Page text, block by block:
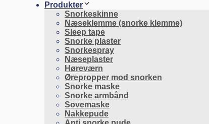
Produkter
Snorkeskinne
Næseklemme (snorke klemme)
Sleep tape
Snorke plaster
Snorkespray
Næseplaster
Høreværn
Ørepropper mod snorken
Snorke maske
Snorke armbånd
Sovemaske
Nakkepude